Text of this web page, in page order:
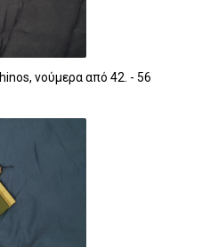
νούμερα από 42. - 56